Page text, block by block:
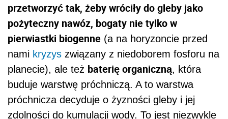
przetworzyć tak, żeby wróciły do gleby jako
pożyteczny nawóz, bogaty nie tylko w
pierwiastki biogenne (a na horyzoncie przed
nami kryzys związany z niedoborem fosforu na
planecie), ale też baterię organiczną, która
buduje warstwę próchniczą. A to warstwa
próchnicza decyduje o żyzności gleby i jej
zdolności do kumulacji wody. To jest niezwykle